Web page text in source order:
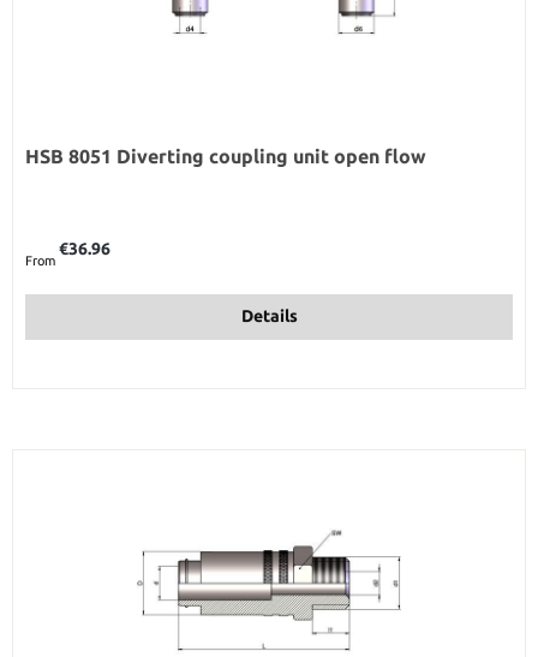
HSB 8051 Diverting coupling unit open flow
From
€36.96
Details